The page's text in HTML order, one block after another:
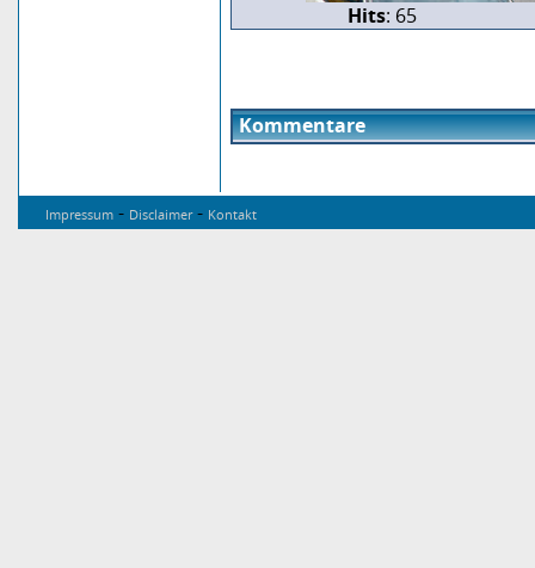
Hits: 65
Kommentare
Impressum - Disclaimer- Kontakt